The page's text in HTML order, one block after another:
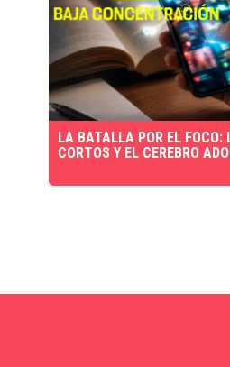
LA BATALLA POR EL FOCO:
CORTOS Y EL CEREBRO